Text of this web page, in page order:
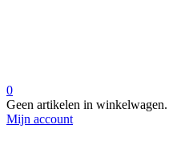
0
Geen artikelen in winkelwagen.
Mijn account